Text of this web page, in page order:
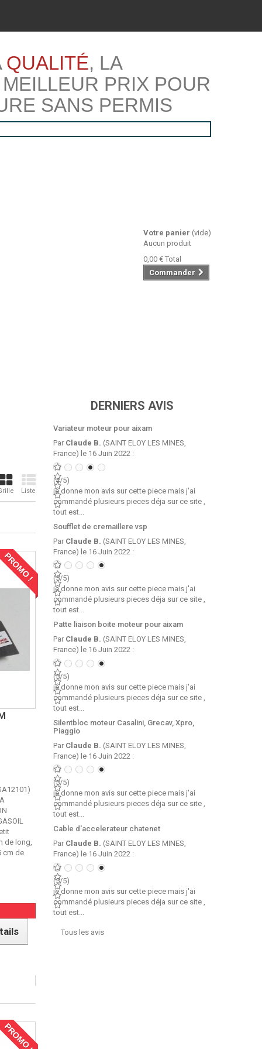
QUALITÉ, LA
PRIX POUR
SANS PERMIS
Votre panier (vide)
Aucun produit
0,00 € Total
Commander
Liste
PROMO !
de long,
cm de
PROMO !
DERNIERS AVIS
Variateur moteur pour aixam
Par Claude B. (SAINT ELOY LES MINES,
France) le 16 Juin 2022 :
(4/5)
je donne mon avis sur cette piece mais j'ai
commandé plusieurs pieces déja sur ce site ,
tout est...
Soufflet de cremaillere vsp
Par Claude B. (SAINT ELOY LES MINES,
France) le 16 Juin 2022 :
(5/5)
je donne mon avis sur cette piece mais j'ai
commandé plusieurs pieces déja sur ce site ,
tout est...
Patte liaison boite moteur pour aixam
Par Claude B. (SAINT ELOY LES MINES,
France) le 16 Juin 2022 :
(5/5)
je donne mon avis sur cette piece mais j'ai
commandé plusieurs pieces déja sur ce site ,
tout est...
Silentbloc moteur Casalini, Grecav, Xpro,
Piaggio
Par Claude B. (SAINT ELOY LES MINES,
France) le 16 Juin 2022 :
(5/5)
je donne mon avis sur cette piece mais j'ai
commandé plusieurs pieces déja sur ce site ,
tout est...
Cable d'accelerateur chatenet
Par Claude B. (SAINT ELOY LES MINES,
France) le 16 Juin 2022 :
(5/5)
je donne mon avis sur cette piece mais j'ai
commandé plusieurs pieces déja sur ce site ,
tout est...
Tous les avis